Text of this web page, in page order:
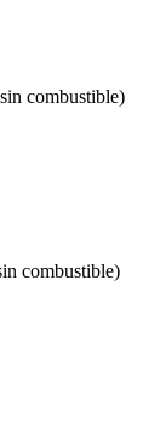
combustible)
combustible)